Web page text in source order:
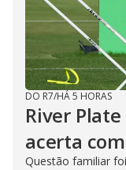
DO R7/HÁ 5 HORAS
River
acerta
Questão familiar